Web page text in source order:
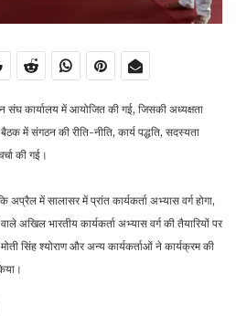
संघ कार्यालय में आयोजित की गई, जिसकी अध्यक्षता
में संगठन की रीति-नीति, कार्य पद्धति, सदस्यता
की गई।
में सालासर में प्रांत कार्यकर्ता अभ्यास वर्ग होगा,
अखिल भारतीय कार्यकर्ता अभ्यास वर्ग की तैयारियों पर
सिंह श्योराण और अन्य कार्यकर्ताओं ने कार्यक्रम की